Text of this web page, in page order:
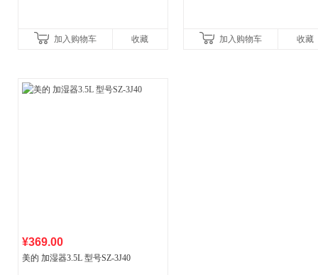
加入购物车 收藏 加入购物车 收藏
¥369.00
美的 加湿器3.5L 型号SZ-3J40